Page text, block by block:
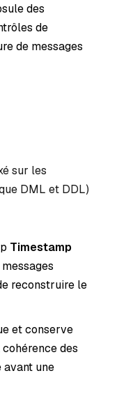
des
de
de messages
sur les
DML et DDL)
Timestamp
reconstruire le
et conserve
des
avant une